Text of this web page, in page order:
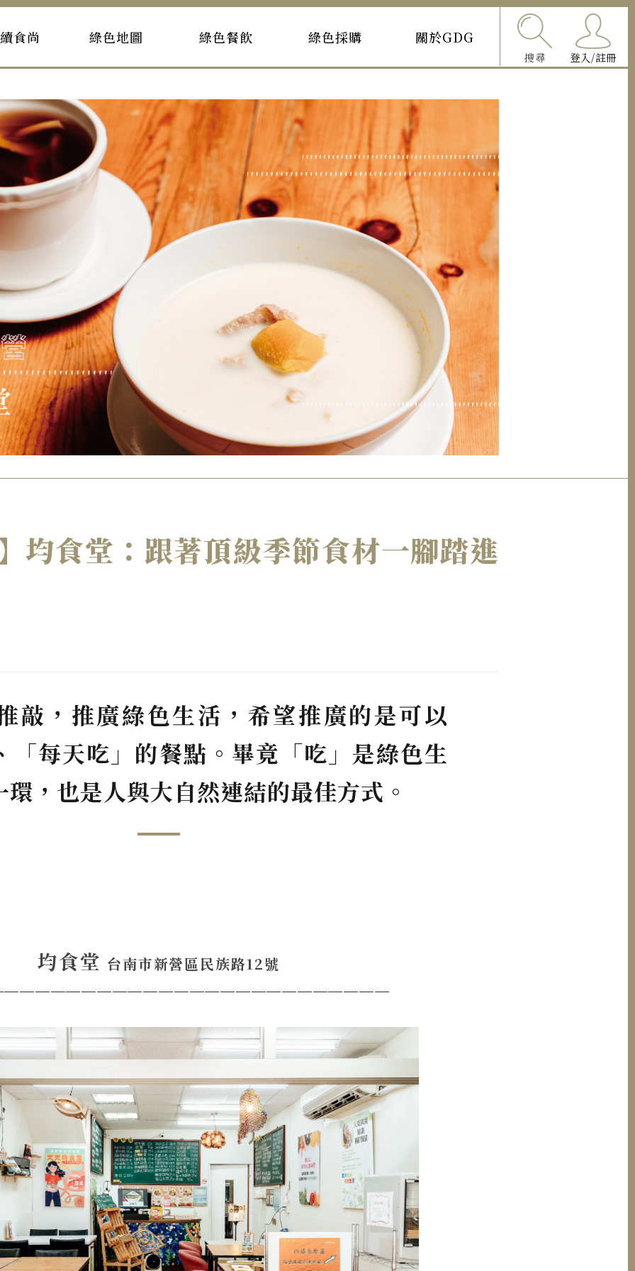
搜尋 登入/註冊
食尚 綠色地圖 綠色餐飲 綠色採購 關於GDG
均食堂：跟著頂級季節食材一腳踏進
敲，推廣綠色生活，希望推廣的是可以
「每天吃」的餐點。畢竟「吃」是綠色生
，也是人與大自然連結的最佳方式。
均食堂 台南市新營區民族路12號